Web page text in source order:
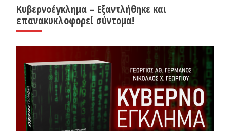
Κυβερνοέγκλημα – Εξαντλήθηκε και
επανακυκλοφορεί σύντομα!